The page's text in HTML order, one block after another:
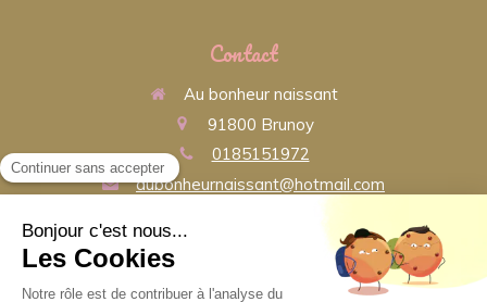
Contact
Au bonheur naissant
91800 Brunoy
0185151972
aubonheurnaissant@hotmail.com
Contacter Au bonheur naissant